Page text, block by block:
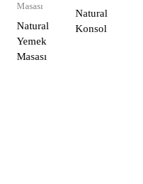
Masası
Natural
Yemek
Masası
Natural
Konsol